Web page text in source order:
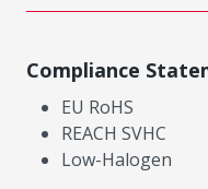
Compliance
EU RoHS
REACH SVHC
Low-Halogen